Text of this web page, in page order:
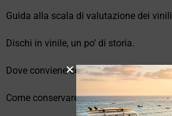
Guida alla scala di valutazione dei
Dischi in vinile, un po’ di storia.
Dove conviene comprare vinili online?
Come conservare correttamente i vinili